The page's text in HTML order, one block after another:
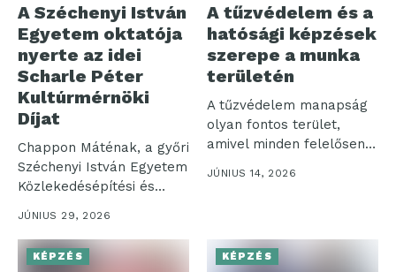
A Széchenyi István
Egyetem oktatója
nyerte az idei
Scharle Péter
Kultúrmérnöki
Díjat
Chappon Máténak, a győri
Széchenyi István Egyetem
Közlekedésépítési és
Vízmérnöki Tanszéke
oktatójának...
JÚNIUS 29, 2026
A tűzvédelem és a
hatósági képzések
szerepe a munka
területén
A tűzvédelem manapság
olyan fontos terület,
amivel minden felelősen
működő vállalkozásnak
foglalkoznia...
JÚNIUS 14, 2026
KÉPZÉS KÉPZÉS